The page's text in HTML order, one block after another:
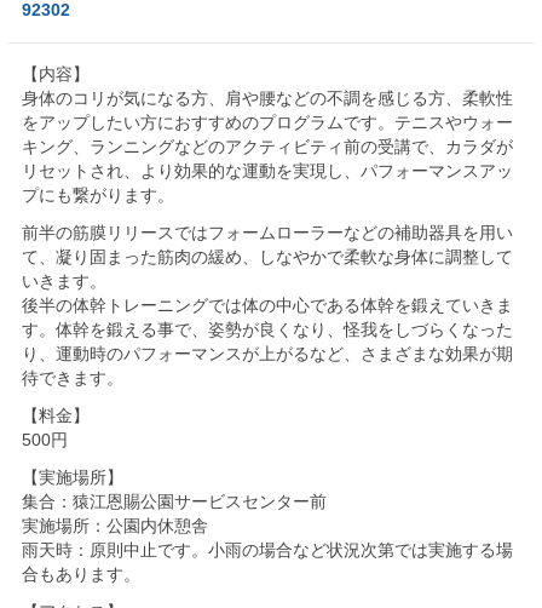
92302
【内容】
身体のコリが気になる方、肩や腰などの不調を感じる方、柔軟性
をアップしたい方におすすめのプログラムです。テニスやウォー
キング、ランニングなどのアクティビティ前の受講で、カラダが
リセットされ、より効果的な運動を実現し、パフォーマンスアッ
プにも繋がります。
前半の筋膜リリースではフォームローラーなどの補助器具を用い
て、凝り固まった筋肉の緩め、しなやかで柔軟な身体に調整して
いきます。
後半の体幹トレーニングでは体の中心である体幹を鍛えていきま
す。体幹を鍛える事で、姿勢が良くなり、怪我をしづらくなった
り、運動時のパフォーマンスが上がるなど、さまざまな効果が期
待できます。
【料金】
500円
【実施場所】
集合：猿江恩賜公園サービスセンター前
実施場所：公園内休憩舎
雨天時：原則中止です。小雨の場合など状況次第では実施する場
合もあります。